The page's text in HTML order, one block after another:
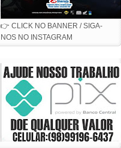
👉 CLICK NO BANNER / SIGA-
NOS NO INSTAGRAM